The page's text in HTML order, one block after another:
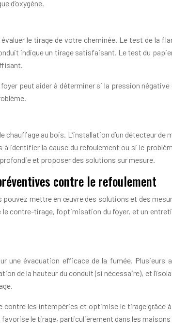
d’oxygène.
le tirage de votre cheminée. Le test de la
indique un tirage satisfaisant. Le test du
foyer peut aider à déterminer si la pression
chauffage au bois. L’installation d’un détecteur
à identifier la cause du refoulement ou si le
et proposer des solutions sur mesure.
contre le refoulement
mettre en œuvre des solutions et des
contre-tirage, l’optimisation du foyer, et un
une évacuation efficace de la fumée. Plusieurs
de la hauteur du conduit (si nécessaire), et
contre les intempéries et optimise le tirage
le tirage, particulièrement dans les